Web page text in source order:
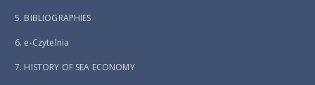
5. BIBLIOGRAPHIES
6. e-Czytelnia
7. HISTORY OF SEA ECONOMY